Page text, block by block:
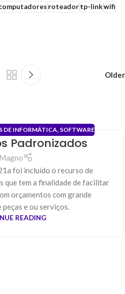
roteadortp-linkwifi
Older
DE INFORMÁTICA SOFTWARE
Padronizados
Magno
foi incluído o recurso de
que tem a finalidade de facilitar
orçamentos com grande
peças e ou serviços.
READING